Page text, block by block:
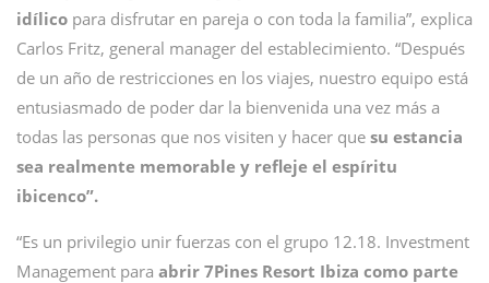
idílico para disfrutar en pareja o con toda la familia”, explica
Carlos Fritz, general manager del establecimiento. “Después
de un año de restricciones en los viajes, nuestro equipo está
entusiasmado de poder dar la bienvenida una vez más a
todas las personas que nos visiten y hacer que su estancia
sea realmente memorable y refleje el espíritu
ibicenco”.
“Es un privilegio unir fuerzas con el grupo 12.18. Investment
Management para abrir 7Pines Resort Ibiza como parte